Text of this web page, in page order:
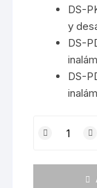
DS-
y
DS-
DS-
Alarma
inalambrico